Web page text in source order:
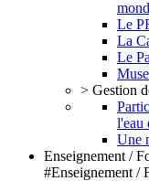
Le
La
Le
> Gestion
l'eau
Une
Enseignement /
#Enseignement /